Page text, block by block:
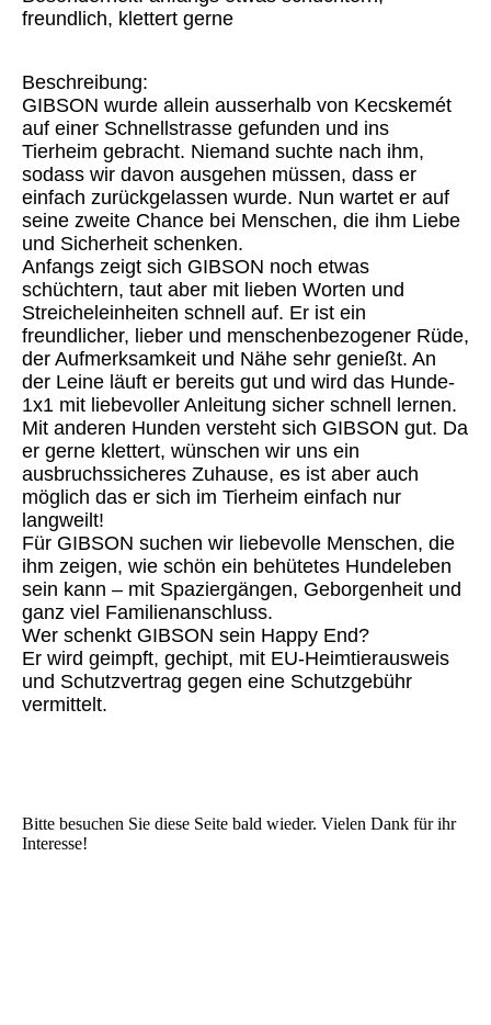
freundlich, klettert gerne
Beschreibung:
GIBSON wurde allein ausserhalb von Kecskemét
auf einer Schnellstrasse gefunden und ins
Tierheim gebracht. Niemand suchte nach ihm,
sodass wir davon ausgehen müssen, dass er
einfach zurückgelassen wurde. Nun wartet er auf
seine zweite Chance bei Menschen, die ihm Liebe
und Sicherheit schenken.
Anfangs zeigt sich GIBSON noch etwas
schüchtern, taut aber mit lieben Worten und
Streicheleinheiten schnell auf. Er ist ein
freundlicher, lieber und menschenbezogener Rüde,
der Aufmerksamkeit und Nähe sehr genießt. An
der Leine läuft er bereits gut und wird das Hunde-
1x1 mit liebevoller Anleitung sicher schnell lernen.
Mit anderen Hunden versteht sich GIBSON gut. Da
er gerne klettert, wünschen wir uns ein
ausbruchssicheres Zuhause, es ist aber auch
möglich das er sich im Tierheim einfach nur
langweilt!
Für GIBSON suchen wir liebevolle Menschen, die
ihm zeigen, wie schön ein behütetes Hundeleben
sein kann – mit Spaziergängen, Geborgenheit und
ganz viel Familienanschluss.
Wer schenkt GIBSON sein Happy End?
Er wird geimpft, gechipt, mit EU-Heimtierausweis
und Schutzvertrag gegen eine Schutzgebühr
vermittelt.
Bitte besuchen Sie diese Seite bald wieder. Vielen Dank für ihr
Interesse!